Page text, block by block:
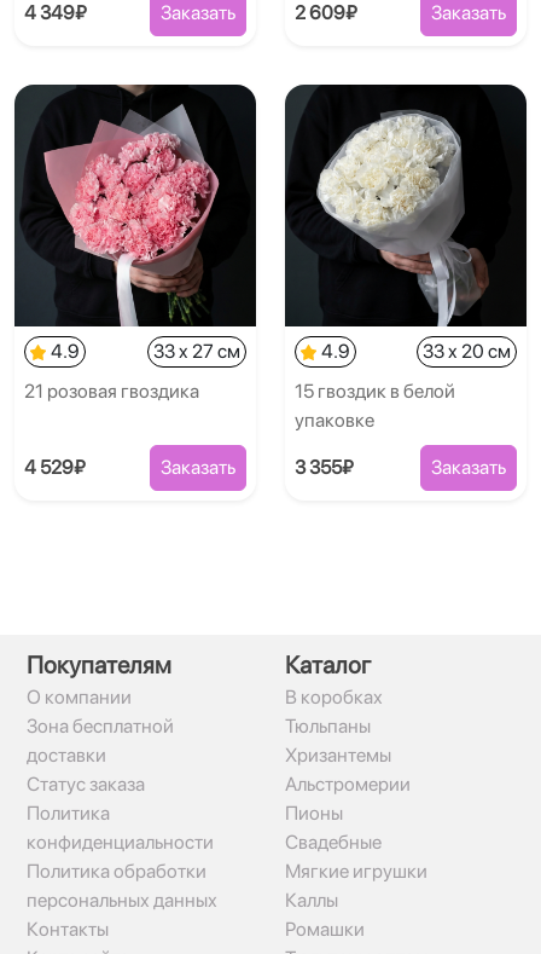
4 349₽ Заказать 2 609₽ Заказать
4.9
33 x 27 см
21 розовая гвоздика
4 529₽ Заказать
4.9
33 x 20 см
15 гвоздик в белой
упаковке
3 355₽ Заказать
Покупателям
О компании
Зона бесплатной
доставки
Статус заказа
Политика
конфиденциальности
Политика обработки
персональных данных
Контакты
Каталог
В коробках
Тюльпаны
Хризантемы
Альстромерии
Пионы
Свадебные
Мягкие игрушки
Каллы
Ромашки